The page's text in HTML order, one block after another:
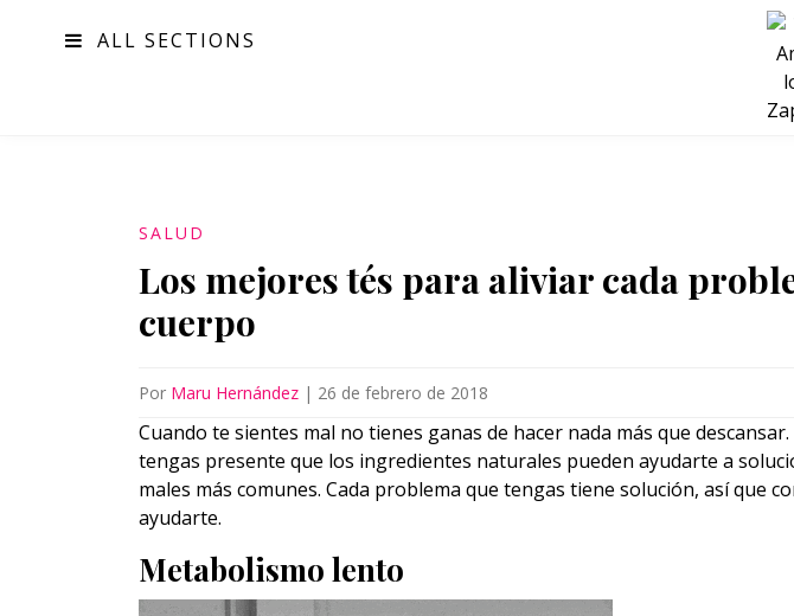
ALL SECTIONS
SALUD
Los mejores tés para aliviar cada
cuerpo
Por Maru Hernández | 26 de febrero de 2018
Cuando te sientes mal no tienes ganas de hacer nada más que
tengas presente que los ingredientes naturales pueden ayudarte a
males más comunes. Cada problema que tengas tiene solución, así que
ayudarte.
Metabolismo lento